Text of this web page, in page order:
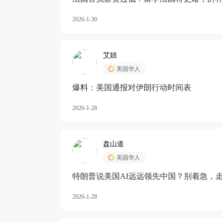
2026-1-30
艾妞
美国华人
爆料：美国通报对伊朗行动时间表
2026-1-28
盘山道
美国华人
特朗普说美国AI远远领先中国？别着急，
2026-1-28